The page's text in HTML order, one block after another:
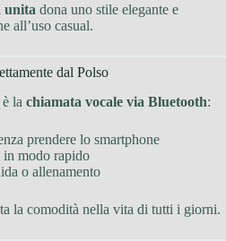
unita dona uno stile elegante e
all’uso casual.
dal Polso
la chiamata vocale via Bluetooth:
prendere lo smartphone
in modo rapido
o allenamento
la comodità nella vita di tutti i giorni.